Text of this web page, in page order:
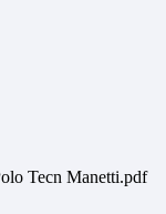
Tecn Manetti.pdf